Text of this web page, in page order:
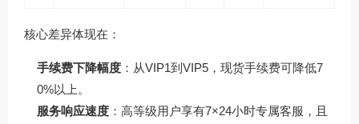
核心差异体现在：
手续费下降幅度 ：从VIP1到VIP5，现货手续费可降低7
0%以上。
服务响应速度 ：高等级用户享有7×24小时专属客服，且